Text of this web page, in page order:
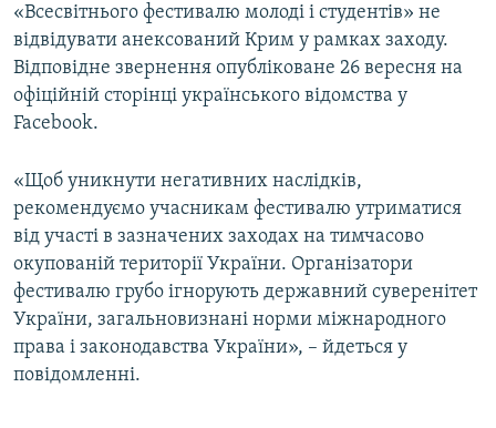
Усі сайти RFE/RL
«Всесвітнього фестивалю молоді і студентів» не
відвідувати анексований Крим у рамках заходу.
Відповідне звернення опубліковане 26 вересня на
офіційній сторінці українського відомства у
Facebook.
«Щоб уникнути негативних наслідків,
рекомендуємо учасникам фестивалю утриматися
від участі в зазначених заходах на тимчасово
окупованій території України. Організатори
фестивалю грубо ігнорують державний суверенітет
України, загальновизнані норми міжнародного
права і законодавства України», – йдеться у
повідомленні.